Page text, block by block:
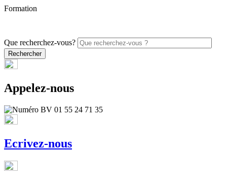
Formation
Que recherchez-vous?
Appelez-nous
Ecrivez-nous